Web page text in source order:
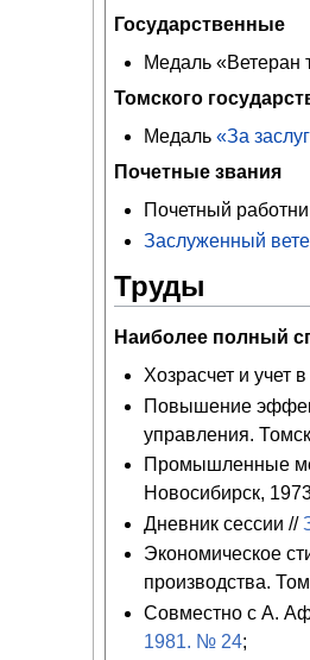
Государственные
Медаль «Ветеран
Томского
Медаль«За
Почетные звания
Почетный
Заслуженный
Труды
Наиболее полный
Хозрасчет и учет
Повышение
управления.
Промышленные
Новосибирск,
Дневник сессии //
Экономическое
производства.
Совместно с А.
1981. № 24;